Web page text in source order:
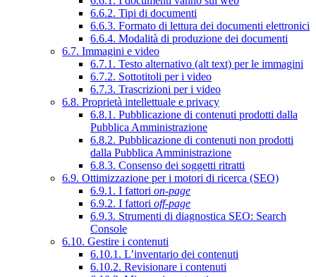
6.6.2. Tipi di documenti
6.6.3. Formato di lettura dei documenti elettronici
6.6.4. Modalità di produzione dei documenti
6.7. Immagini e video
6.7.1. Testo alternativo (alt text) per le immagini
6.7.2. Sottotitoli per i video
6.7.3. Trascrizioni per i video
6.8. Proprietà intellettuale e privacy
6.8.1. Pubblicazione di contenuti prodotti dalla
Pubblica Amministrazione
6.8.2. Pubblicazione di contenuti non prodotti
dalla Pubblica Amministrazione
6.8.3. Consenso dei soggetti ritratti
6.9. Ottimizzazione per i motori di ricerca (SEO)
6.9.1. I fattori on-page
6.9.2. I fattori off-page
6.9.3. Strumenti di diagnostica SEO: Search
Console
6.10. Gestire i contenuti
6.10.1. L’inventario dei contenuti
6.10.2. Revisionare i contenuti